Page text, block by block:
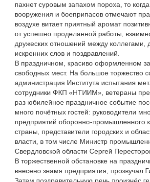
пахнет суровым запахом пороха, то
вооружения и боеприпасов отмечают
воздухе витает приятный аромат
от успешно проделанной работы,
дружеских отношений между коллегами,
искренних слов и поздравлений.
В праздничном, красиво оформленном
свободных мест. На большое торжество
администрация Института испытания
сотрудники ФКП «НТИИМ», ветераны
раз юбилейное праздничное событие
много почётных гостей: руководители
предприятий оборонно-промышленного
страны, представители городских и
власти, в том числе Министр
Свердловской области Сергей
В торжественной обстановке на
внесено знамя предприятия, прозвучал